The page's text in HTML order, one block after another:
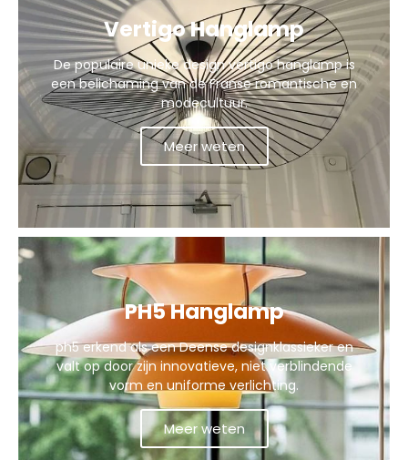
Vertigo Hanglamp
De populaire unieke design vertigo hanglamp is
een belichaming van de Franse romantische en
modecultuur.
Meer weten
PH5 Hanglamp
ph5 erkend als een Deense designklassieker en
valt op door zijn innovatieve, niet verblindende
vorm en uniforme verlichting.
Meer weten